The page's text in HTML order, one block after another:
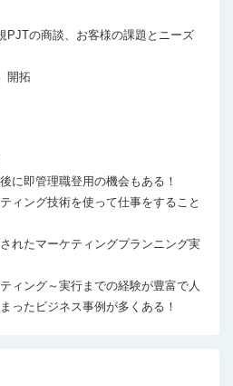
PJTの商談、お客様の課題とニーズ
開拓
に即管理職登用の機会もある！
ィング技術を使って仕事をすること
れたマーケティングプランニング実
ィング～実行までの経験が豊富で人
ったビジネス事例が多くある！